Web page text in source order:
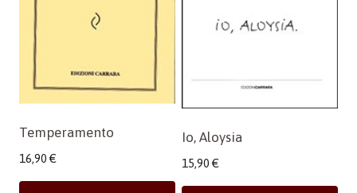
Temperamento
16,90 €
Io, Aloysia
15,90 €